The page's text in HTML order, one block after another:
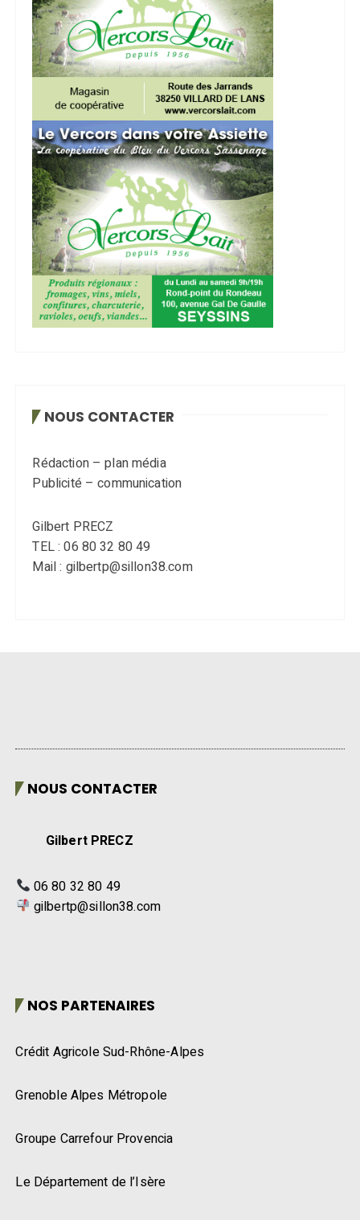
NOUS CONTACTER
Rédaction – plan média
Publicité – communication
Gilbert PRECZ
TEL : 06 80 32 80 49
Mail : gilbertp@sillon38.com
NOUS CONTACTER
Gilbert PRECZ
06 80 32 80 49
gilbertp@sillon38.com
NOS PARTENAIRES
Crédit Agricole Sud-Rhône-Alpes
Grenoble Alpes Métropole
Groupe Carrefour Provencia
Le Département de l’Isère